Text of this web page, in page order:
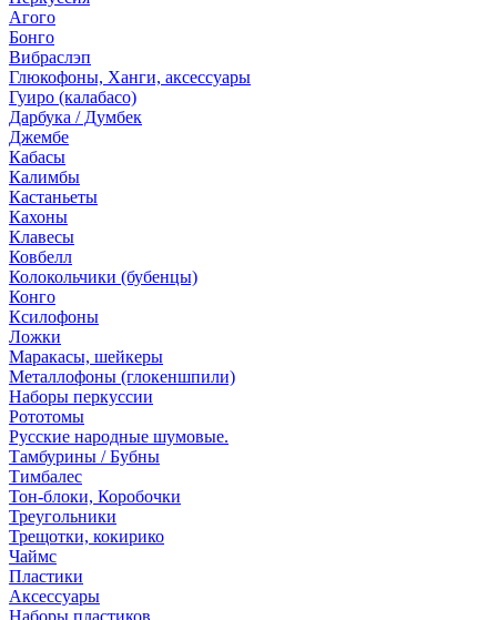
Агого
Бонго
Вибраслэп
Глюкофоны, Ханги, аксессуары
Гуиро (калабасо)
Дарбука / Думбек
Джембе
Кабасы
Калимбы
Кастаньеты
Кахоны
Клавесы
Ковбелл
Колокольчики (бубенцы)
Конго
Ксилофоны
Ложки
Маракасы, шейкеры
Металлофоны (глокеншпили)
Наборы перкуссии
Рототомы
Русские народные шумовые.
Тамбурины / Бубны
Тимбалес
Тон-блоки, Коробочки
Треугольники
Трещотки, кокирико
Чаймс
Пластики
Аксессуары
Наборы пластиков